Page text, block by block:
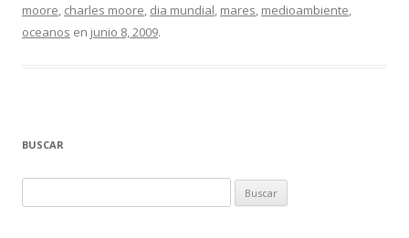
moore, charles moore, dia mundial, mares, medioambiente,
oceanos en junio 8, 2009.
BUSCAR